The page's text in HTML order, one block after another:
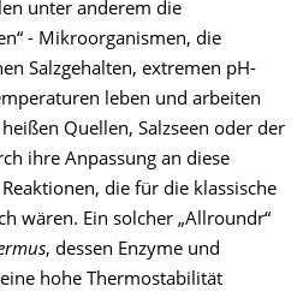
unter anderem die
- Mikroorganismen, die
Salzgehalten, extremen pH-
leben und arbeiten
Quellen, Salzseen oder der
ihre Anpassung an diese
die für die klassische
wären. Ein solcher „Allroundr“
, dessen Enzyme und
hohe Thermostabilität